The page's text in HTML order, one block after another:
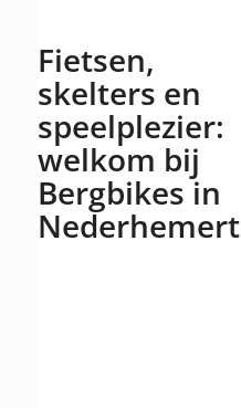
Fietsen,
skelters en
speelplezier:
welkom bij
Bergbikes in
Nederhemert